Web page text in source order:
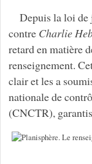
Depuis la loi de
contre Charlie
retard en matière
renseignement.
clair et les a
nationale de
(CNCTR),